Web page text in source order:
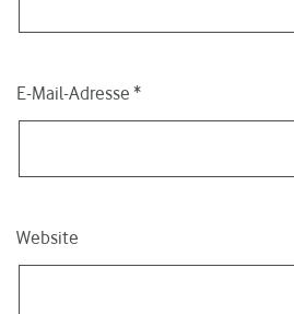
E-Mail-Adresse *
Website